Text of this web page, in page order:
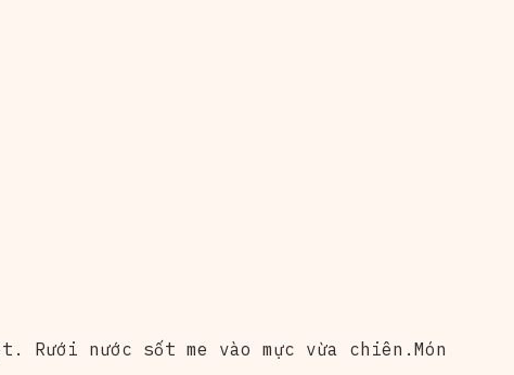
Rưới nước sốt me vào mực vừa chiên.Món